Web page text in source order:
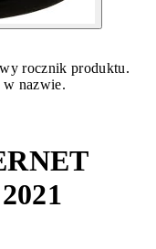
rocznik produktu.
w nazwie.